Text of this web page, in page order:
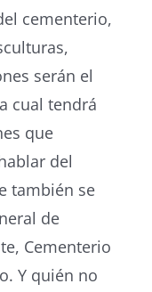
cementerio,
serán el
cual tendrá
que
del
también se
de
Cementerio
Y quién no